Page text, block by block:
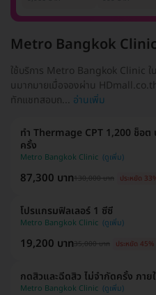
Metro Bangkok Clinic
ใช้บริการ Metro Bangkok Clinic ใ
นมากมายเมื่อจองผ่าน
ทักแชทสอบถ... อ่านเพิ่ม
ทำ Thermage CPT 1,200 ช็อต
ครั้ง
Metro Bangkok Clinic
87,300 บาท130,000 บาท ประหยัด
โปรแกรมฟิลเลอร์ 1 ซีซี
Metro Bangkok Clinic
19,200 บาท35,000 บาท ประหยัด 45%
กดสิวและฉีดสิว ไม่จำกัดครั้ง ภาย
Metro Bangkok Clinic